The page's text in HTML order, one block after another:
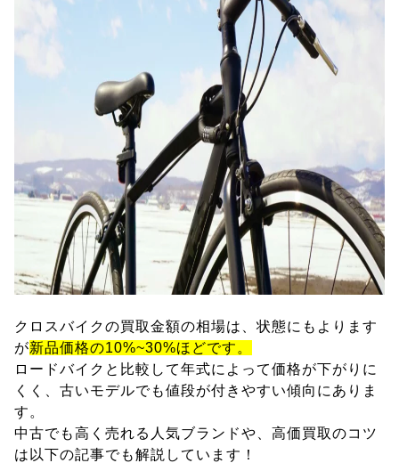
クロスバイクの買取金額の相場は、状態にもよります
が新品価格の10%~30%ほどです。
ロードバイクと比較して年式によって価格が下がりに
くく、古いモデルでも値段が付きやすい傾向にありま
す。
中古でも高く売れる人気ブランドや、高価買取のコツ
は以下の記事でも解説しています！